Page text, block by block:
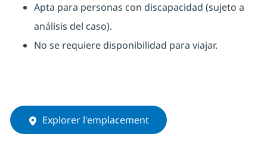
Apta para personas con discapacidad (sujeto a
análisis del caso).
No se requiere disponibilidad para viajar.
Explorer l'emplacement